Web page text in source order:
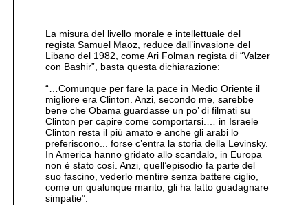
La misura del livello morale e intellettuale del
regista Samuel Maoz, reduce dall’invasione del
Libano del 1982, come Ari Folman regista di “Valzer
con Bashir”, basta questa dichiarazione:
“…Comunque per fare la pace in Medio Oriente il
migliore era Clinton. Anzi, secondo me, sarebbe
bene che Obama guardasse un po’ di filmati su
Clinton per capire come comportarsi.… in Israele
Clinton resta il più amato e anche gli arabi lo
preferiscono... forse c’entra la storia della Levinsky.
In America hanno gridato allo scandalo, in Europa
non è stato così. Anzi, quell’episodio fa parte del
suo fascino, vederlo mentire senza battere ciglio,
come un qualunque marito, gli ha fatto guadagnare
simpatie”.